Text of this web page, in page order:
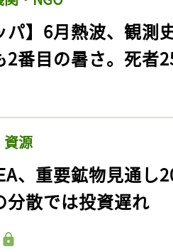
パ】6月熱波、観
2番目の暑さ。死者
資源
、重要鉱物見通
分散では投資遅れ